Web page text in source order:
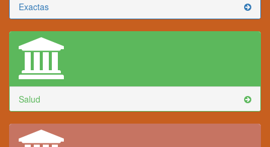
Exactas
Salud